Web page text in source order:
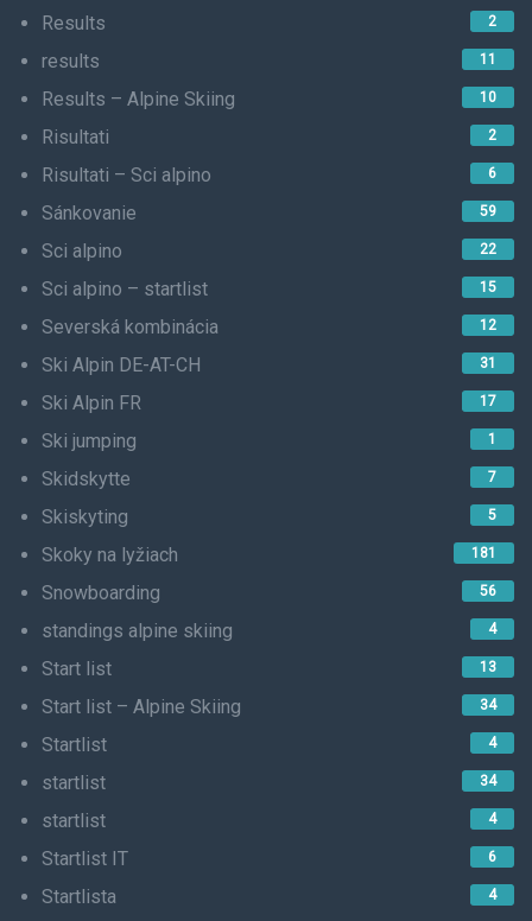
Results 2
results 11
Results – Alpine Skiing 10
Risultati 2
Risultati – Sci alpino 6
Sánkovanie 59
Sci alpino 22
Sci alpino – startlist 15
Severská kombinácia 12
Ski Alpin DE-AT-CH 31
Ski Alpin FR 17
Ski jumping 1
Skidskytte 7
Skiskyting 5
Skoky na lyžiach 181
Snowboarding 56
standings alpine skiing 4
Start list 13
Start list – Alpine Skiing 34
Startlist 4
startlist 34
startlist 4
Startlist IT 6
Startlista 4